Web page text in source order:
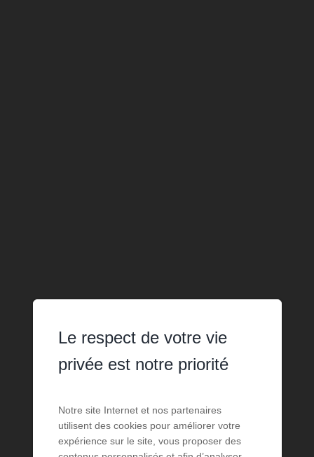
Le respect de votre vie
privée est notre priorité
Notre site Internet et nos partenaires
utilisent des cookies pour améliorer votre
expérience sur le site, vous proposer des